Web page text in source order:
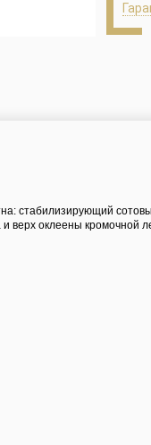
стабилизирующий
верх оклеены кромочной